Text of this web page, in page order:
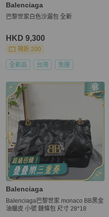
Balenciaga
巴黎世家白色沙漏包 全新
HKD 9,300
現折 200
全新品 台灣 免運
Balenciaga
Balenciaga巴黎世家 monaco BB黑金
油蠟皮 小號 鏈條包 尺寸 28*18